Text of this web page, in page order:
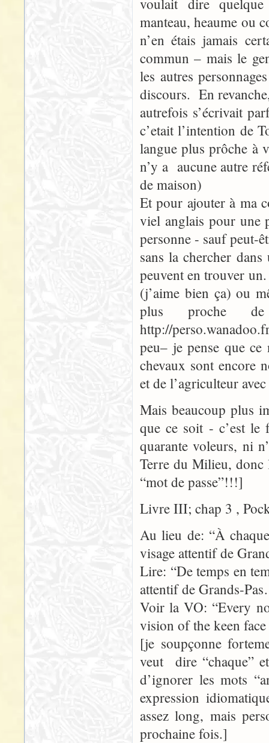
voulait dire
manteau, heaume ou
n’en étais jamais
commun – mais le
les autres
discours. En
autrefois s’écrivait
c’etait l’intention de
langue plus prôche à
n’y a aucune autre
de maison)
Et pour ajouter à ma
viel anglais pour une
personne - sauf peut-
sans la chercher
peuvent en trouver
(j’aime bien ça) ou
plus proche
http://
peu– je pense que
chevaux sont encore
et de l’agriculteur
Mais beaucoup plus
que ce soit - c’est le
quarante voleurs, ni
Terre du Milieu, donc
“mot de passe”!!!]
Livre III; chap 3 ,
Au lieu de: “À
visage attentif de
Lire: “De temps en
attentif de Grands-
Voir la VO: “Every
vision of the keen
[je soupçonne
veut dire “chaque”
d’ignorer les mots
expression
assez long, mais
prochaine fois.]